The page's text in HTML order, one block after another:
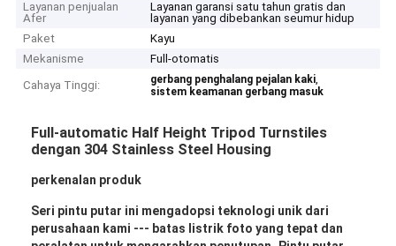
Layanan penjualan
Afer
Layanan garansi satu tahun gratis dan
layanan yang dibebankan seumur hidup
Paket
Kayu
Mekanisme
Full-otomatis
Cahaya Tinggi:
gerbang penghalang pejalan kaki,
sistem keamanan gerbang masuk
Full-automatic Half Height Tripod Turnstiles
dengan 304 Stainless Steel Housing
perkenalan produk
Seri pintu putar ini mengadopsi teknologi unik dari
perusahaan kami --- batas listrik foto yang tepat dan